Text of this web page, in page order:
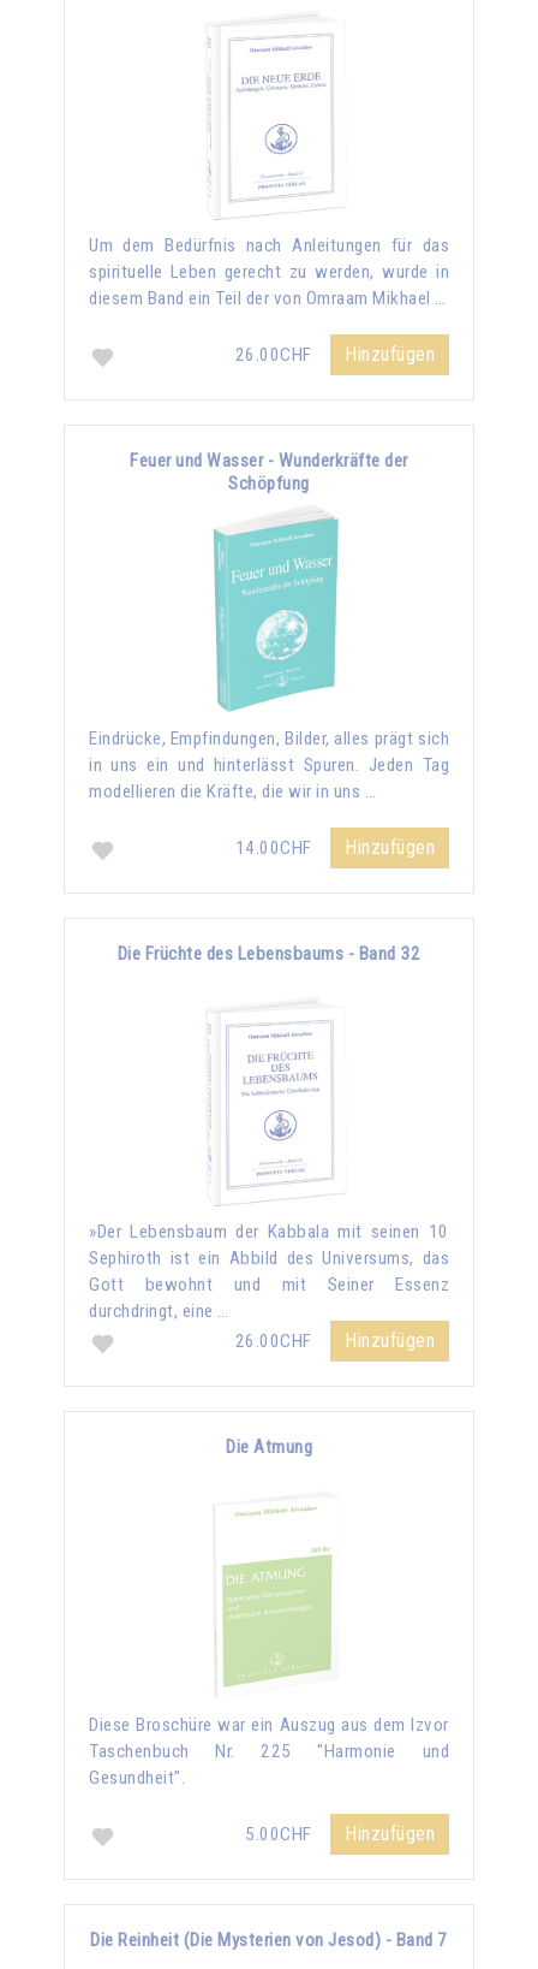
Um dem Bedürfnis nach Anleitungen für das
spirituelle Leben gerecht zu werden, wurde in
diesem Band ein Teil der von Omraam Mikhael …
26.00CHF Hinzufügen
Feuer und Wasser - Wunderkräfte der
Schöpfung
Eindrücke, Empfindungen, Bilder, alles prägt sich
in uns ein und hinterlässt Spuren. Jeden Tag
modellieren die Kräfte, die wir in uns …
14.00CHF Hinzufügen
Die Früchte des Lebensbaums - Band 32
»Der Lebensbaum der Kabbala mit seinen 10
Sephiroth ist ein Abbild des Universums, das
Gott bewohnt und mit Seiner Essenz
durchdringt, eine …
26.00CHF
Hinzufügen
Die Atmung
Diese Broschüre war ein Auszug aus dem Izvor
Taschenbuch Nr. 225 "Harmonie und
Gesundheit".
5.00CHF Hinzufügen
Die Reinheit (Die Mysterien von Jesod) - Band 7